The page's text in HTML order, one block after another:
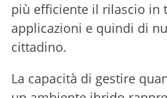
più efficiente il rilascio in
applicazioni e quindi di
cittadino.
La capacità di gestire